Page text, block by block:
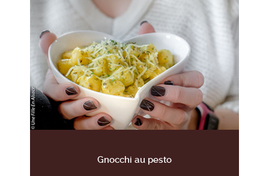
Gnocchi au pesto